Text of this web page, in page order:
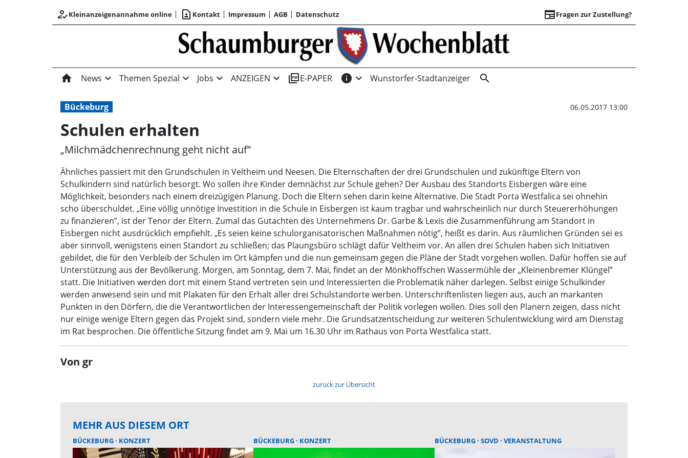
how_to_regKleinanzeigenannahme online contact_page Kontakt Impressum AGB Datenschutz newspaperFragen zur Zustellung?
Schulen erhalten
home News expand_more Themen Spezial expand_more Jobs expand_more ANZEIGEN expand_more picture_as_pdfE-PAPER info expand_more Wunstorfer-Stadtanzeiger search
Bückeburg 06.05.2017 13:00
Schulen erhalten
„Milchmädchenrechnung geht nicht auf”
Ähnliches passiert mit den Grundschulen in Veltheim und Neesen. Die Elternschaften der drei Grundschulen und zukünftige Eltern von
Schulkindern sind natürlich besorgt. Wo sollen ihre Kinder demnächst zur Schule gehen? Der Ausbau des Standorts Eisbergen wäre eine
Möglichkeit, besonders nach einem dreizügigen Planung. Doch die Eltern sehen darin keine Alternative. Die Stadt Porta Westfalica sei ohnehin
scho überschuldet. „Eine völlig unnötige Investition in die Schule in Eisbergen ist kaum tragbar und wahrscheinlich nur durch Steuererhöhungen
zu finanzieren”, ist der Tenor der Eltern. Zumal das Gutachten des Unternehmens Dr. Garbe & Lexis die Zusammenführung am Standort in
Eisbergen nicht ausdrücklich empfiehlt. „Es seien keine schulorganisatorischen Maßnahmen nötig”, heißt es darin. Aus räumlichen Gründen sei es
aber sinnvoll, wenigstens einen Standort zu schließen; das Plaungsbüro schlägt dafür Veltheim vor. An allen drei Schulen haben sich Initiativen
gebildet, die für den Verbleib der Schulen im Ort kämpfen und die nun gemeinsam gegen die Pläne der Stadt vorgehen wollen. Dafür hoffen sie auf
Unterstützung aus der Bevölkerung. Morgen, am Sonntag, dem 7. Mai, findet an der Mönkhoffschen Wassermühle der „Kleinenbremer Klüngel”
statt. Die Initiativen werden dort mit einem Stand vertreten sein und Interessierten die Problematik näher darlegen. Selbst einige Schulkinder
werden anwesend sein und mit Plakaten für den Erhalt aller drei Schulstandorte werben. Unterschriftenlisten liegen aus, auch an markanten
Punkten in den Dörfern, die die Verantwortlichen der Interessengemeinschaft der Politik vorlegen wollen. Dies soll den Planern zeigen, dass nicht
nur einige wenige Eltern gegen das Projekt sind, sondern viele mehr. Die Grundsatzentscheidung zur weiteren Schulentwicklung wird am Dienstag
im Rat besprochen. Die öffentliche Sitzung findet am 9. Mai um 16.30 Uhr im Rathaus von Porta Westfalica statt.
Von gr
zurück zur Übersicht
MEHR AUS DIESEM ORT
BÜCKEBURG KONZERT BÜCKEBURG KONZERT BÜCKEBURG SOVD VERANSTALTUNG